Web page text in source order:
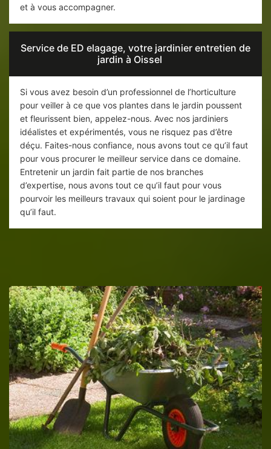
et à vous accompagner.
Service de ED elagage, votre jardinier entretien de
jardin à Oissel
Si vous avez besoin d’un professionnel de l’horticulture
pour veiller à ce que vos plantes dans le jardin poussent
et fleurissent bien, appelez-nous. Avec nos jardiniers
idéalistes et expérimentés, vous ne risquez pas d’être
déçu. Faites-nous confiance, nous avons tout ce qu’il faut
pour vous procurer le meilleur service dans ce domaine.
Entretenir un jardin fait partie de nos branches
d’expertise, nous avons tout ce qu’il faut pour vous
pourvoir les meilleurs travaux qui soient pour le jardinage
qu’il faut.